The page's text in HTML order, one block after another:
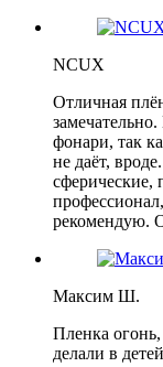
NCUX
Отличная
фонари, так
не даёт,
сферические,
рекомендую.
Максим Ш.
Пленка
делали в